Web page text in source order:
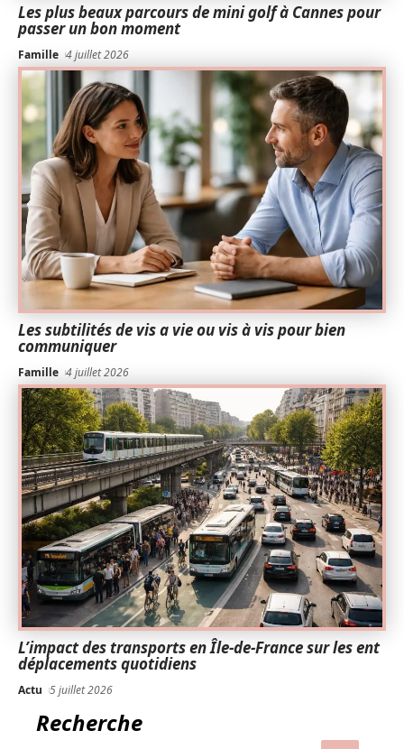
Les plus beaux parcours de mini golf à Cannes pour
passer un bon moment
Famille 4 juillet 2026
Les subtilités de vis a vie ou vis à vis pour bien
communiquer
Famille 4 juillet 2026
L’impact des transports en Île-de-France sur les ent
déplacements quotidiens
Actu 5 juillet 2026
Recherche